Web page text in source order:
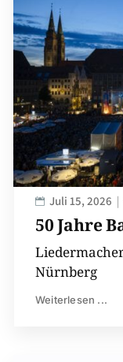
50 Jahre
Juli 15, 2026
Nürnberg
Weiterlesen ...